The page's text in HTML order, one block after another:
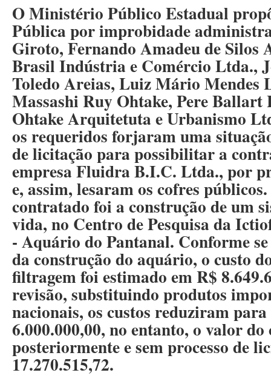
O Ministério Público Estadual
Pública por improbidade
Giroto, Fernando Amadeu de
Brasil Indústria e Comércio Ltda.,
Toledo Areias, Luiz Mário Mendes
Massashi Ruy Ohtake, Pere Ballart
Ohtake Arquitetuta e Urbanismo
os requeridos forjaram uma
de licitação para possibilitar a
empresa Fluidra B.I.C. Ltda., por
e, assim, lesaram os cofres
contratado foi a construção de um
vida, no Centro de Pesquisa da
- Aquário do Pantanal. Conforme
da construção do aquário, o custo
filtragem foi estimado em R$
revisão, substituindo produtos
nacionais, os custos reduziram
6.000.000,00, no entanto, o valor
posteriormente e sem processo de
17.270.515,72.